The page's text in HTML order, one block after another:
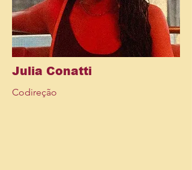
Julia Conatti
Codireção